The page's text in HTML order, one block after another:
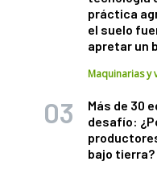
práctica
el suelo
apretar un
Maquinarias y
Más de 30
desafío:
bajo tierra?